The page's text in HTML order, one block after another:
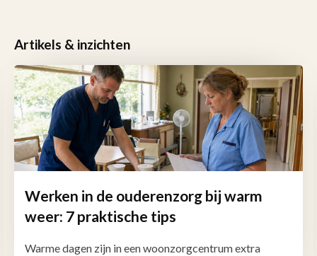
Artikels & inzichten
Werken in de ouderenzorg bij warm
weer: 7 praktische tips
Warme dagen zijn in een woonzorgcentrum extra